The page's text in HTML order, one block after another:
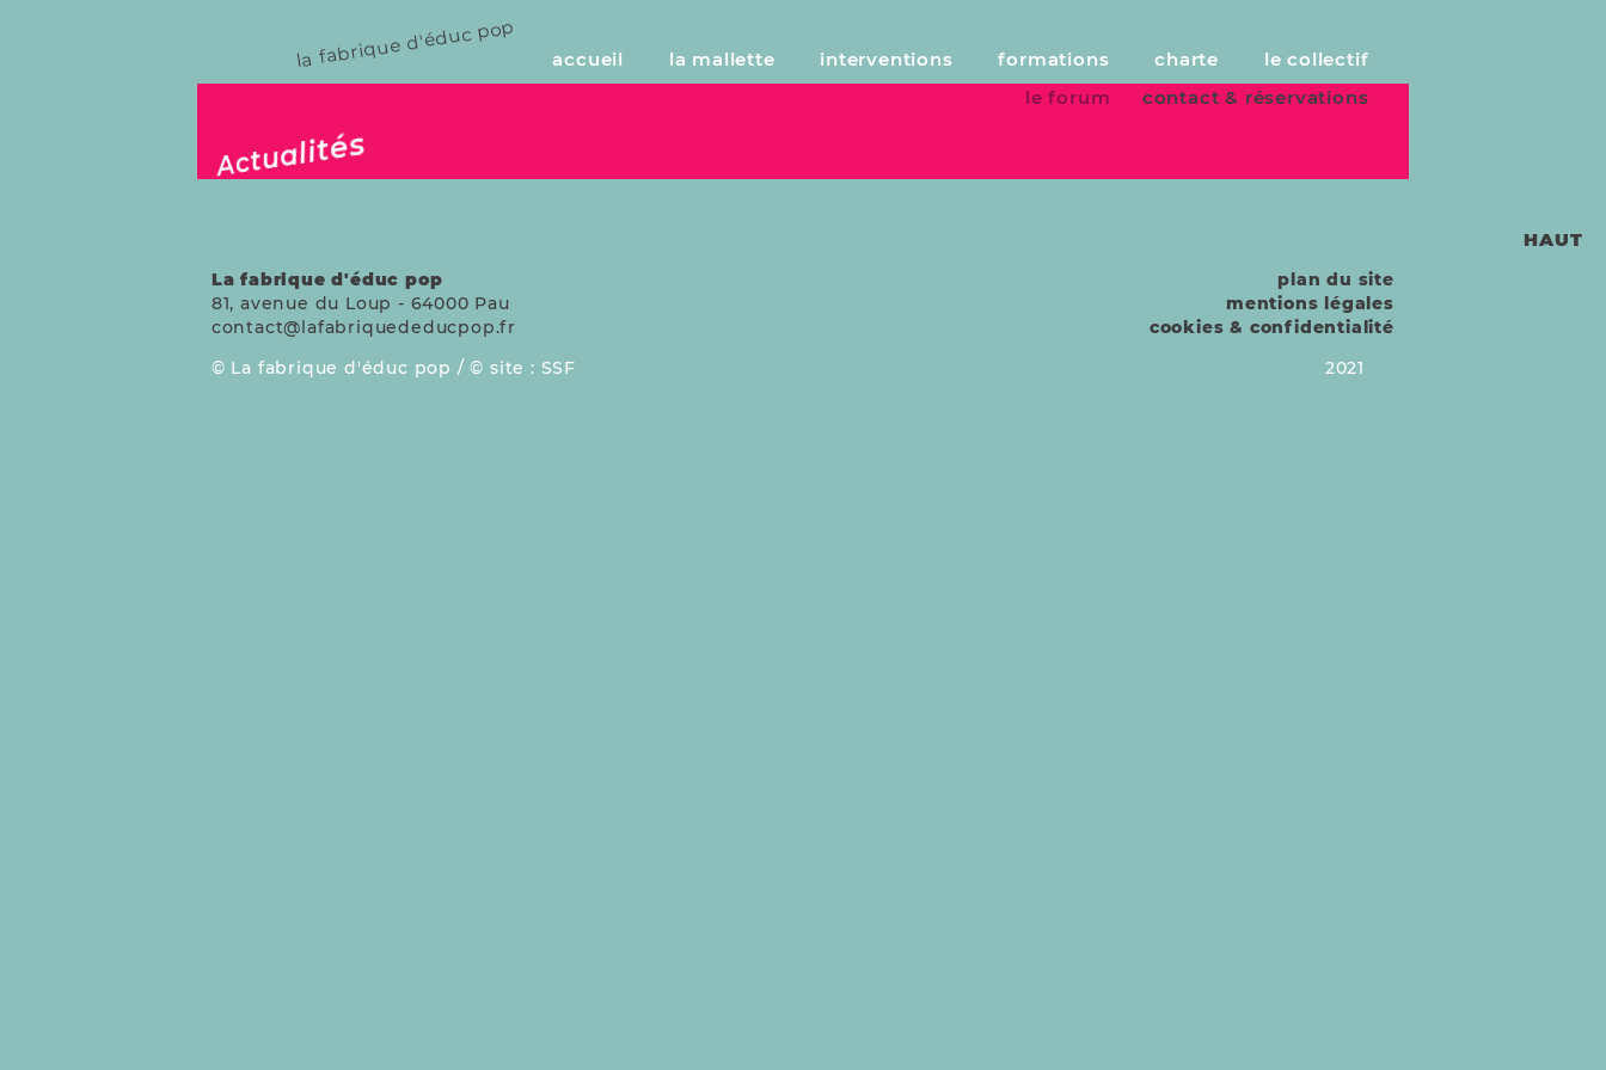
la fabrique d'éduc pop accueil la mallette interventions formations charte
le collectif
le forum
contact & réservations
Actualités
publié le 11 oct. 2025
La fabrique d'éduc pop
81, avenue du Loup - 64000 Pau
contact@lafabriquededucpop.fr
plan du site
mentions légales
cookies & confidentialité
La fabrique d'éduc pop /
site : SSF 2021
HAUT